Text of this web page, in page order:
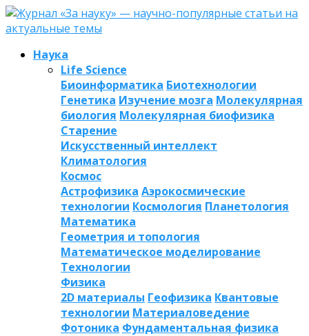
Наука
Life Science
Биоинформатика Биотехнологии
Генетика Изучение мозга Молекулярная
биология Молекулярная биофизика
Старение
Искусственный интеллект
Климатология
Космос
Астрофизика Аэрокосмические
технологии Космология Планетология
Математика
Геометрия и топология
Математическое моделирование
Технологии
Физика
2D материалы Геофизика Квантовые
технологии Материаловедение
Фотоника Фундаментальная физика